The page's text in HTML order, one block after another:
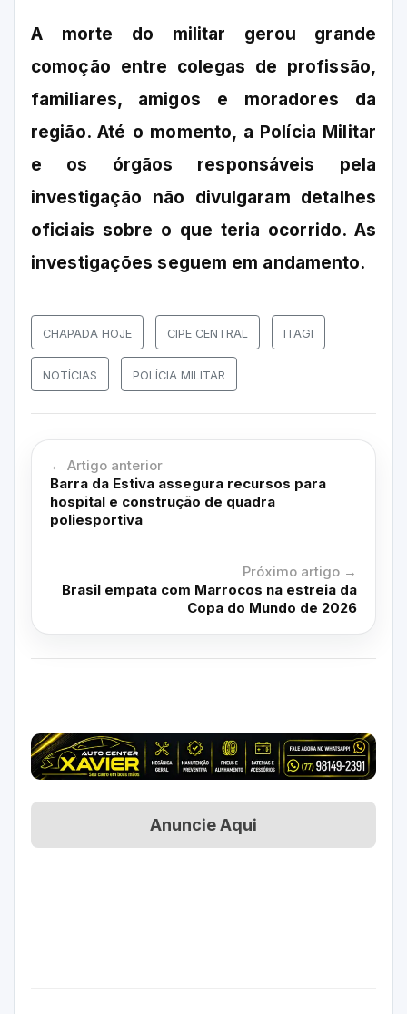
A morte do militar gerou grande
comoção entre colegas de profissão,
familiares, amigos e moradores da
região. Até o momento, a Polícia Militar
e os órgãos responsáveis pela
investigação não divulgaram detalhes
oficiais sobre o que teria ocorrido. As
investigações seguem em andamento.
CHAPADA HOJE CIPE CENTRAL ITAGI
NOTÍCIAS POLÍCIA MILITAR
← Artigo anterior
Barra da Estiva assegura recursos para
hospital e construção de quadra
poliesportiva
Próximo artigo →
Brasil empata com Marrocos na estreia da
Copa do Mundo de 2026
Anuncie Aqui